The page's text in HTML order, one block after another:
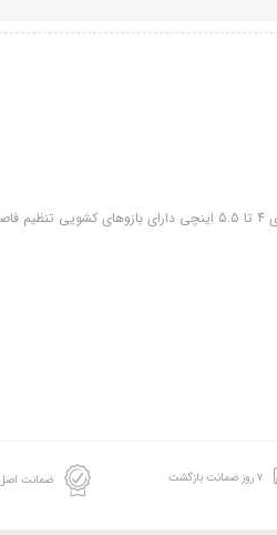
ویژگی ها: دارای گیره های تنظیم دستی برای قفل قابلیت استفاده برای گوشی های 4 تا 5.5 اینچی دارای
۷ روز ضمانت بازگشت ضمانت اصل